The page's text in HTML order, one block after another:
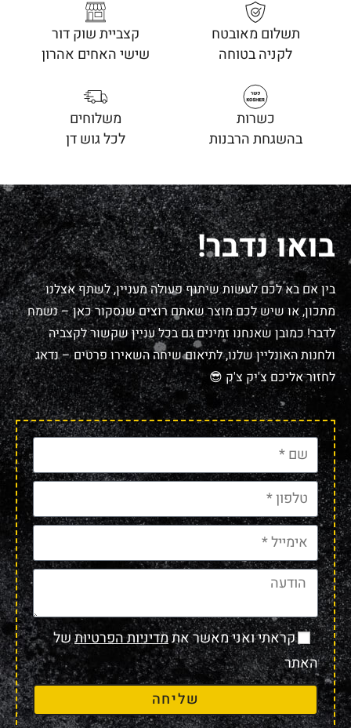
תשלום מאובטח
לקניה בטוחה
קצביית שוק דור
שישי האחים אהרון
כשרות
בהשגחת הרבנות
משלוחים
לכל גוש דן
בואו נדבר!
בין אם בא לכם לעשות שיתוף פעולה מעניין, לשתף אצלנו
מתכון, או שיש לכם מוצר שאתם רוצים שנסקור כאן – נשמח
לדבר! כמובן שאנחנו זמינים גם בכל עניין שקשור לקצביה
ולחנות האונליין שלנו, לתיאום שיחה השאירו פרטים – נדאג
לחזור אליכם צ'יק צ'ק 😎
קראתי ואני מאשר אתמדיניות הפרטיותשל
האתר
שליחה